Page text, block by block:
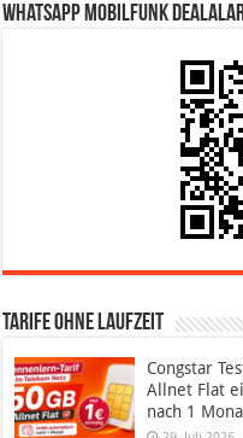
WhatsApp Mobilfunk
Tarife ohne Laufzeit
Congstar
Allnet Flat
nach 1